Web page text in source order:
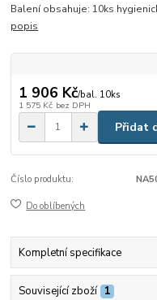
Balení obsahuje: 10ks
popis
1 906 Kč/bal. 10ks
1 575 Kč bez DPH
Přidat
Číslo produktu:
Do oblíbených
Kompletní specifikace
Související zboží 1